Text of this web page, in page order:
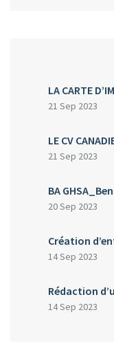
LA CARTE
21 Sep 2023
LE CV
21 Sep 2023
BA
20 Sep 2023
Création
14 Sep 2023
Rédaction
14 Sep 2023